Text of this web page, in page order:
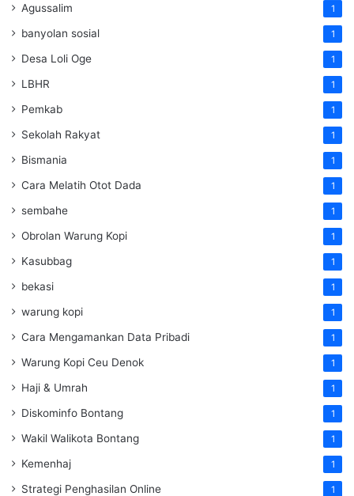
Agussalim 1
banyolan sosial 1
Desa Loli Oge 1
LBHR 1
Pemkab 1
Sekolah Rakyat 1
Bismania 1
Cara Melatih Otot Dada 1
sembahe 1
Obrolan Warung Kopi 1
Kasubbag 1
bekasi 1
warung kopi 1
Cara Mengamankan Data Pribadi 1
Warung Kopi Ceu Denok 1
Haji & Umrah 1
Diskominfo Bontang 1
Wakil Walikota Bontang 1
Kemenhaj 1
Strategi Penghasilan Online 1